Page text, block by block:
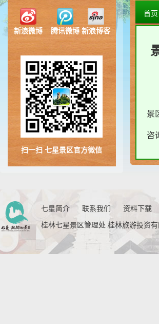
新浪微博 腾讯微博 新浪博客
扫一扫 七星景区官方微信
首页
景
咨
七星简介 联系我们
资料下载
桂林七星景区管理处 桂林旅游投资